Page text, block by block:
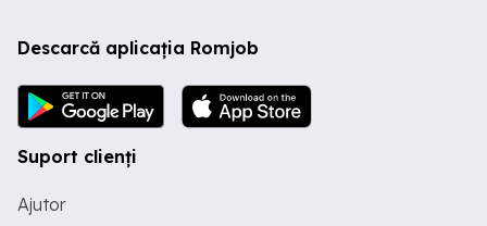
Descarcă aplicația Romjob
Suport clienți
Ajutor